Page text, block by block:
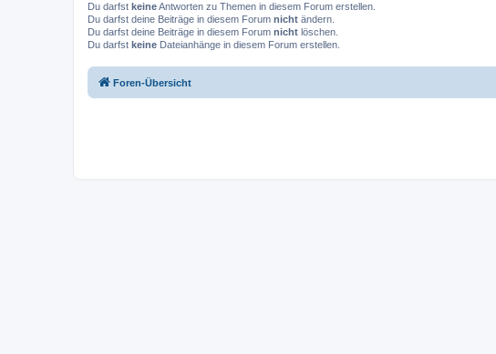
Du darfst keineAntworten zu Themen in diesem Forum erstellen.
Du darfst deine Beiträge in diesem Forum nicht ändern.
Du darfst deine Beiträge in diesem Forum nicht löschen.
Du darfst keine Dateianhänge in diesem Forum erstellen.
Foren-Übersicht